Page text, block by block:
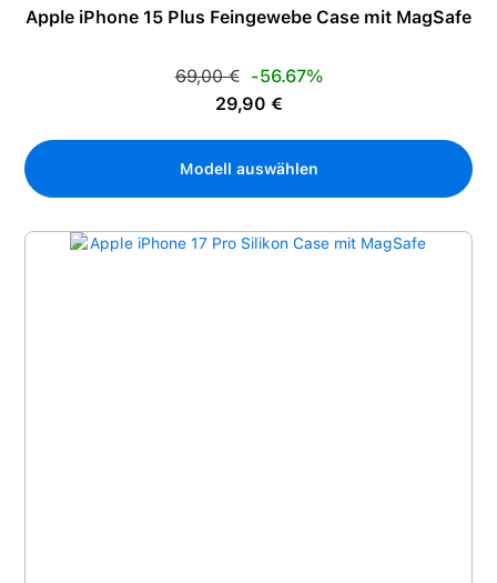
Apple iPhone 15 Plus Feingewebe Case mit MagSafe
Verkaufspreis:
Regulärer Preis:
69,00 €
-56.67%
29,90 €
Modell auswählen